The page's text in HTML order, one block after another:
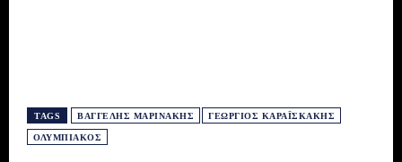
TAGS ΒΑΓΓΈΛΗΣ ΜΑΡΙΝΆΚΗΣ ΓΕΏΡΓΙΟΣ ΚΑΡΑΪΣΚΆΚΗΣ
ΟΛΥΜΠΙΑΚΌΣ